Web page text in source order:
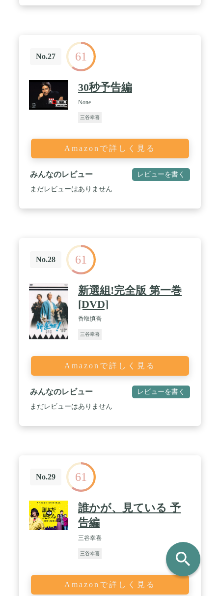
No.27 61
30秒予告編
None
三谷幸喜
Amazonで詳しく見る
みんなのレビュー レビューを書く
まだレビューはありません
No.28 61
新選組!完全版 第一巻
[DVD]
香取慎吾
三谷幸喜
Amazonで詳しく見る
みんなのレビュー レビューを書く
まだレビューはありません
No.29 61
誰かが、見ている 予
告編
三谷幸喜
三谷幸喜
Amazonで詳しく見る
search